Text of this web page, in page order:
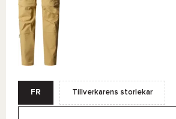
FR Tillverkarens storlekar